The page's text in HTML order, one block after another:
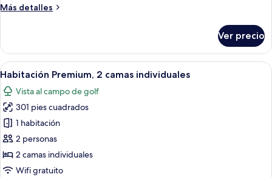
Más detalles
Más
estándar
Ver precio
Abrir
todas
las
fotos
de
Habitación
Premium,
2
Habitación de hotel con una cama
9
Habitación Premium, 2 camas individuales
Vista al campo de golf
301 pies cuadrados
1 habitación
2 personas
2 camas individuales
Wifi gratuito